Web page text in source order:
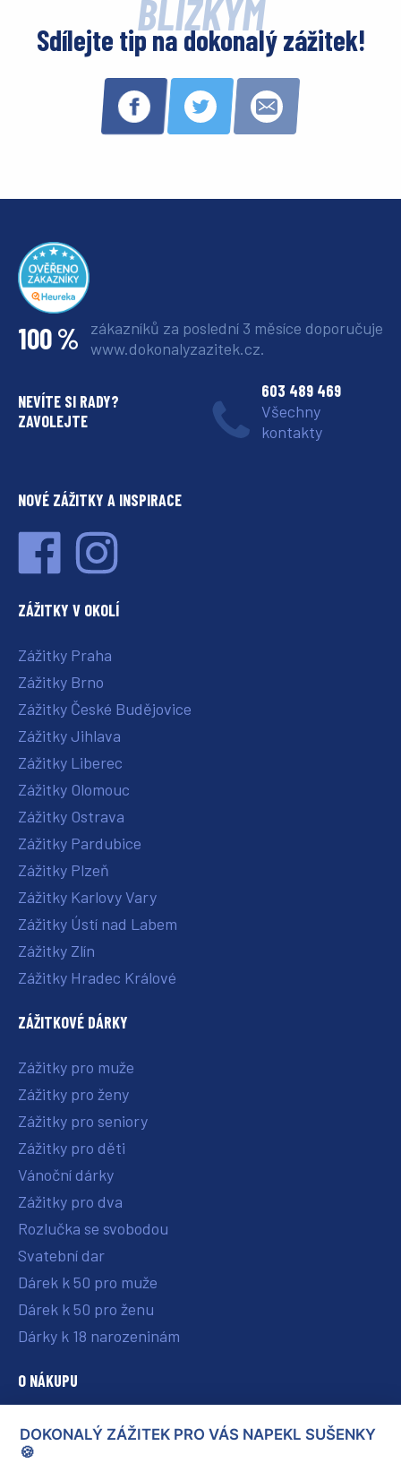
BLÍZKÝM
Sdílejte tip na dokonalý zážitek!
100 % zákazníků za poslední 3 měsíce doporučuje
www.dokonalyzazitek.cz.
NEVÍTE SI RADY?
ZAVOLEJTE
603 489 469
Všechny
kontakty
NOVÉ ZÁŽITKY A INSPIRACE
ZÁŽITKY V OKOLÍ
Zážitky Praha
Zážitky Brno
Zážitky České Budějovice
Zážitky Jihlava
Zážitky Liberec
Zážitky Olomouc
Zážitky Ostrava
Zážitky Pardubice
Zážitky Plzeň
Zážitky Karlovy Vary
Zážitky Ústí nad Labem
Zážitky Zlín
Zážitky Hradec Králové
ZÁŽITKOVÉ DÁRKY
Zážitky pro muže
Zážitky pro ženy
Zážitky pro seniory
Zážitky pro děti
Vánoční dárky
Zážitky pro dva
Rozlučka se svobodou
Svatební dar
Dárek k 50 pro muže
Dárek k 50 pro ženu
Dárky k 18 narozeninám
O NÁKUPU
O nás
Vše o nákupu
DOKONALÝ ZÁŽITEK PRO VÁS NAPEKL SUŠENKY
🍪